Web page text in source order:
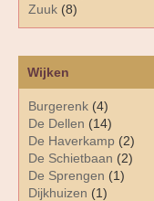
Zuuk (8)
Wijken
Burgerenk (4)
De Dellen (14)
De Haverkamp (2)
De Schietbaan (2)
De Sprengen (1)
Dijkhuizen (1)